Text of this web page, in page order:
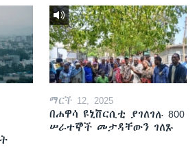
ማርች 12, 2025
በሐዋሳ ዩኒቨርሲቲ ያገለገሉ 800
ሠራተኞች መታዳቸውን ገለጹ